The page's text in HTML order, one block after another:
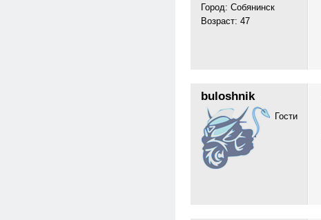
Город: Собянинск
Возраст: 47
buloshnik
Гости